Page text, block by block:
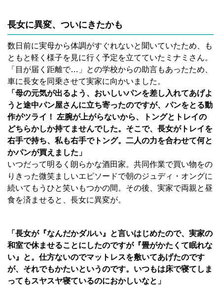
長女に異変、ついにきたかも
数日前に実母から体調がすぐれないと聞いていたため、も
ともと軽く様子を見に行く予定を立てていたミナミさん。
「目が届く距離で…」との学校からの助言もあったため、
車に長女を同乗させて実家に向かいました。
「母の元気が出るよう、おいしいパンを差し入れてあげよ
うと途中パン屋さんに立ち寄ったのですが、パンをとる動
作がツライ！ 左腕が上がらないから、トングとトレイの
どちらかしか持てませんでした。そこで、長女がトレイを
右手で持ち、私も右手でトング。二人の力を合わせて何と
かパンが買えました」
いつだって明るく朗らかな酒田家。共同作業で買い物をの
りきった微笑ましいエピソードで朝のジュディ・オングに
続いてもうひと笑いもつかの間。その後、実家で両親と昼
食を済ませると、長女に異変が。
「長女が『なんだかダルい』と言いはじめたので、実家の
和室で休ませることにしたのですが『畳がかたくて眠れな
い』と。仕方ないのでマットレスを敷いてあげたのです
が、それでもかたいというのです。いつもは床で寝てしま
ってもスヤスヤ寝ているのにおかしいなと」